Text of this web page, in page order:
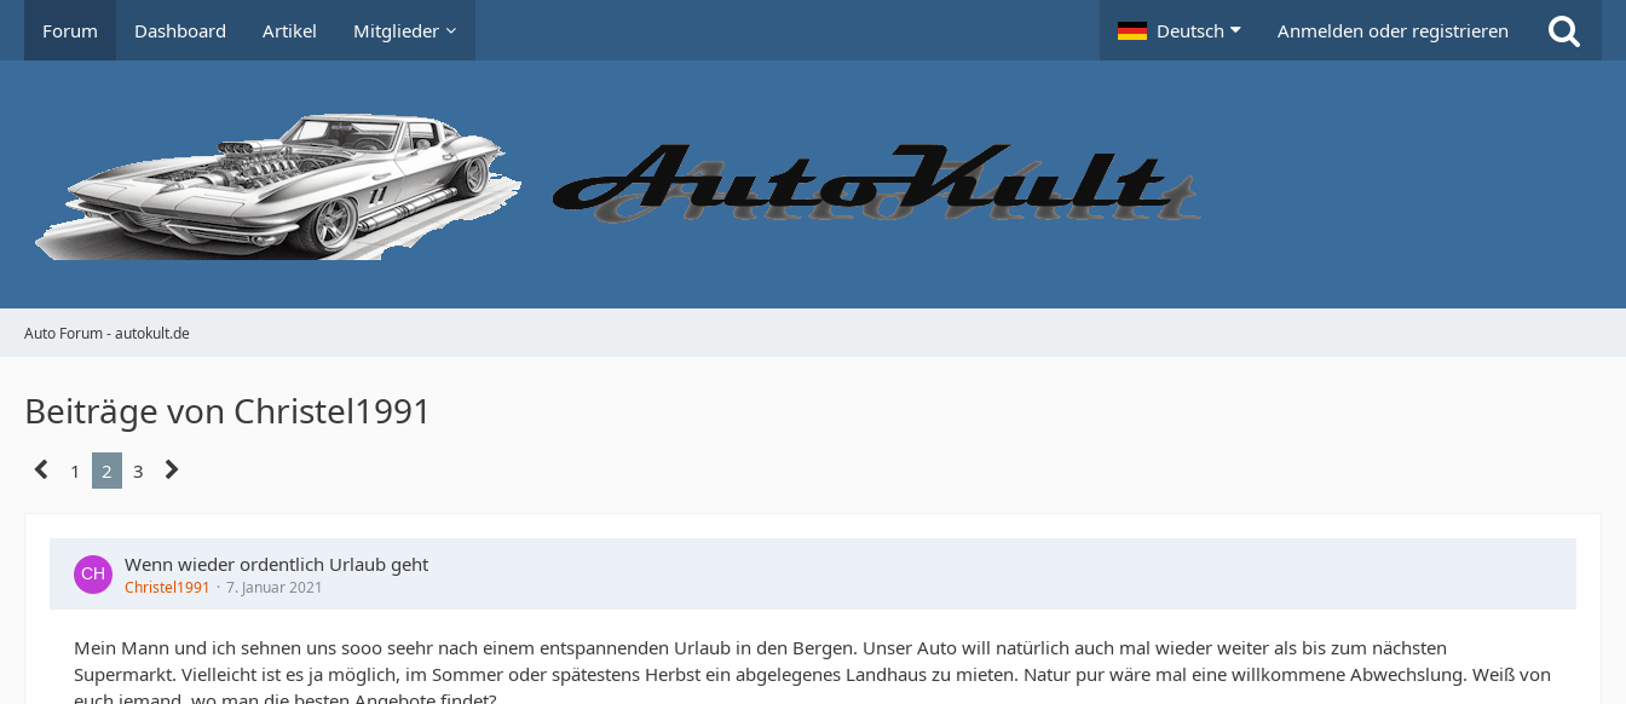
Forum Dashboard Artikel Mitglieder Deutsch Anmelden oder registrieren
Auto Forum - autokult.de
Beiträge von Christel1991
1 2 3
Wenn wieder ordentlich Urlaub geht
Christel1991 7. Januar 2021
Mein Mann und ich sehnen uns sooo seehr nach einem entspannenden Urlaub in den Bergen. Unser Auto will natürlich auch mal wieder weiter als bis zum nächsten
Supermarkt. Vielleicht ist es ja möglich, im Sommer oder spätestens Herbst ein abgelegenes Landhaus zu mieten. Natur pur wäre mal eine willkommene Abwechslung. Weiß von